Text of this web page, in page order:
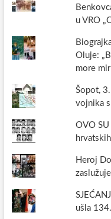
u VRO
Oluje:
more
Šopot,
vojnika
OVO SU
Heroj
ušla